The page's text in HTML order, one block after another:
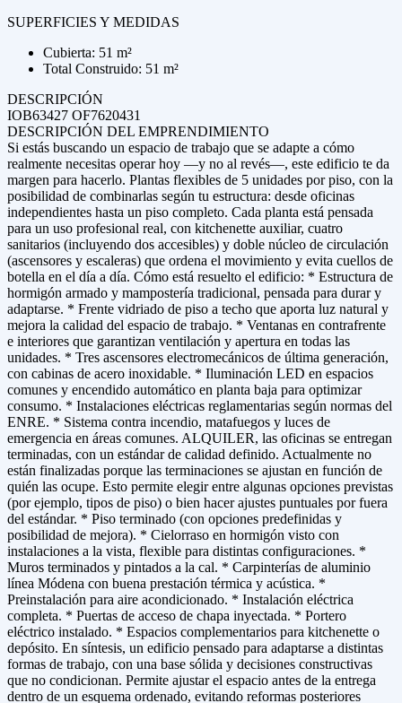
SUPERFICIES Y MEDIDAS
Cubierta: 51 m²
Total Construido: 51 m²
DESCRIPCIÓN
IOB63427 OF7620431
DESCRIPCIÓN DEL EMPRENDIMIENTO
Si estás buscando un espacio de trabajo que se adapte a cómo
realmente necesitas operar hoy —y no al revés—, este edificio te da
margen para hacerlo. Plantas flexibles de 5 unidades por piso, con la
posibilidad de combinarlas según tu estructura: desde oficinas
independientes hasta un piso completo. Cada planta está pensada
para un uso profesional real, con kitchenette auxiliar, cuatro
sanitarios (incluyendo dos accesibles) y doble núcleo de circulación
(ascensores y escaleras) que ordena el movimiento y evita cuellos de
botella en el día a día. Cómo está resuelto el edificio: * Estructura de
hormigón armado y mampostería tradicional, pensada para durar y
adaptarse. * Frente vidriado de piso a techo que aporta luz natural y
mejora la calidad del espacio de trabajo. * Ventanas en contrafrente
e interiores que garantizan ventilación y apertura en todas las
unidades. * Tres ascensores electromecánicos de última generación,
con cabinas de acero inoxidable. * Iluminación LED en espacios
comunes y encendido automático en planta baja para optimizar
consumo. * Instalaciones eléctricas reglamentarias según normas del
ENRE. * Sistema contra incendio, matafuegos y luces de
emergencia en áreas comunes. ALQUILER, las oficinas se entregan
terminadas, con un estándar de calidad definido. Actualmente no
están finalizadas porque las terminaciones se ajustan en función de
quién las ocupe. Esto permite elegir entre algunas opciones previstas
(por ejemplo, tipos de piso) o bien hacer ajustes puntuales por fuera
del estándar. * Piso terminado (con opciones predefinidas y
posibilidad de mejora). * Cielorraso en hormigón visto con
instalaciones a la vista, flexible para distintas configuraciones. *
Muros terminados y pintados a la cal. * Carpinterías de aluminio
línea Módena con buena prestación térmica y acústica. *
Preinstalación para aire acondicionado. * Instalación eléctrica
completa. * Puertas de acceso de chapa inyectada. * Portero
eléctrico instalado. * Espacios complementarios para kitchenette o
depósito. En síntesis, un edificio pensado para adaptarse a distintas
formas de trabajo, con una base sólida y decisiones constructivas
que no condicionan. Permite ajustar el espacio antes de la entrega
dentro de un esquema ordenado, evitando reformas posteriores